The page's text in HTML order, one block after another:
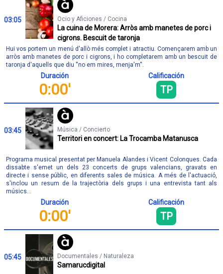
03:05 Ocio y Aficiones / Cocina
La cuina de Morera: Arròs amb manetes de porc i
cigrons. Bescuit de taronja
Hui vos portem un menú d'allò més complet i atractiu. Començarem amb un
arròs amb manetes de porc i cigrons, i ho completarem amb un bescuit de
taronja d'aquells que diu ''no em mires, menja'm''.
Duración
0:00'
Calificación
TP
03:45 Música / Concierto
Territori en concert: La Trocamba Matanusca
Programa musical presentat per Manuela Alandes i Vicent Colonques. Cada
dissabte s'emet un dels 23 concerts de grups valencians, gravats en
directe i sense públic, en diferents sales de música. A més de l'actuació,
s'inclou un resum de la trajectòria dels grups i una entrevista tant als
músics...
Duración
0:00'
Calificación
TP
05:45 Documentales / Naturaleza
Samarucdigital